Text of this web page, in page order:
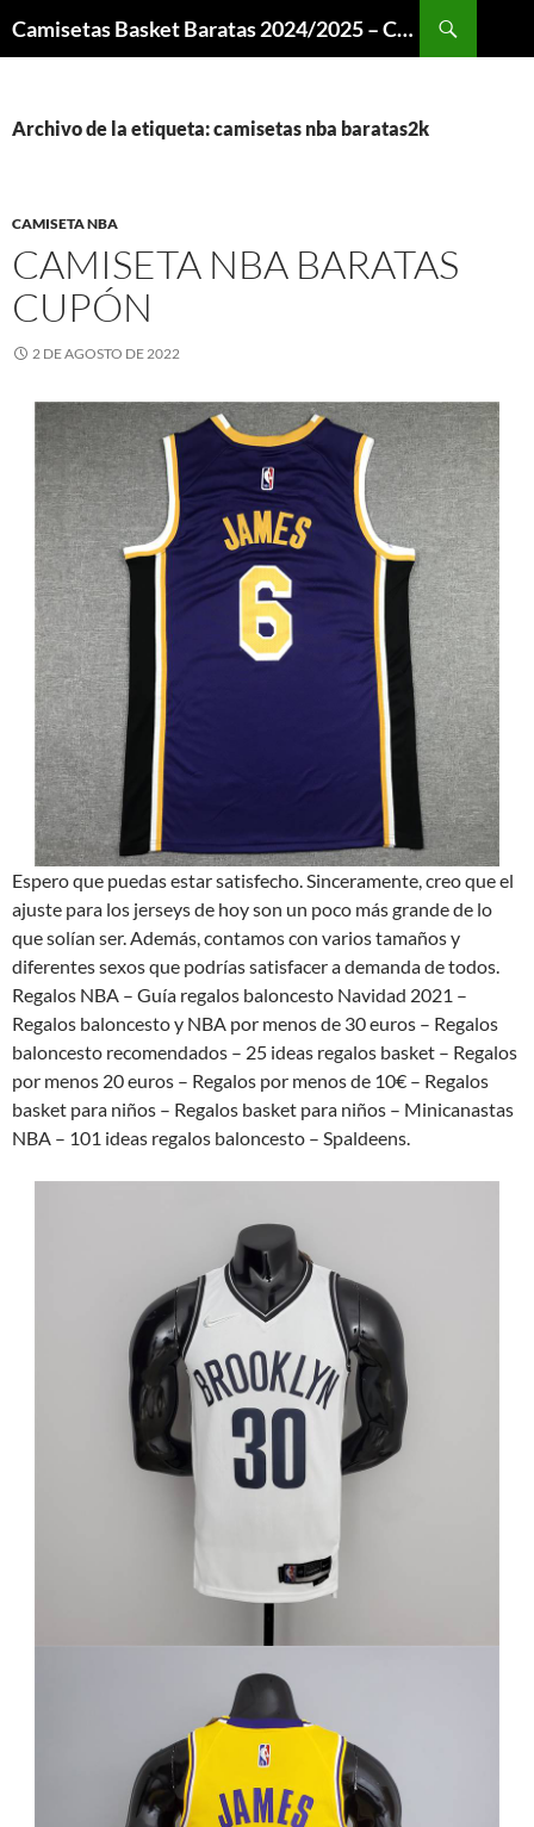
Camisetas Basket Baratas 2024/2025 – Camisetas NBA
Archivo de la etiqueta: camisetas nba baratas2k
CAMISETA NBA
CAMISETA NBA BARATAS
CUPÓN
2 DE AGOSTO DE 2022
Espero que puedas estar satisfecho. Sinceramente, creo que el
ajuste para los jerseys de hoy son un poco más grande de lo
que solían ser. Además, contamos con varios tamaños y
diferentes sexos que podrías satisfacer a demanda de todos.
Regalos NBA – Guía regalos baloncesto Navidad 2021 –
Regalos baloncesto y NBA por menos de 30 euros – Regalos
baloncesto recomendados – 25 ideas regalos basket – Regalos
por menos 20 euros – Regalos por menos de 10€ – Regalos
basket para niños – Regalos basket para niños – Minicanastas
NBA – 101 ideas regalos baloncesto – Spaldeens.